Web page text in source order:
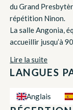
du Grand
répétition Ninon.
La salle Angonia,
accueillir jusqu’à
Lire la suite
LANGUES
Anglais